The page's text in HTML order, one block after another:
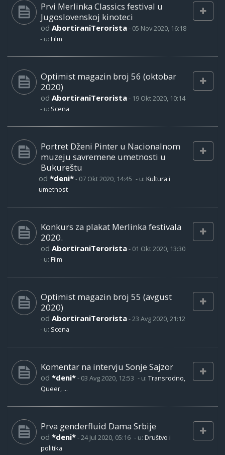
Prvi Merlinka Classics festival u
Jugoslovenskoj kinoteci
od AbortiraniTerorista- 05 Nov 2020, 16:18
- u: Film
Optimist magazin broj 56 (oktobar
2020)
od AbortiraniTerorista- 19 Okt 2020, 10:14
- u: Scena
Portret Dženi Pinter u Nacionalnom
muzeju savremene umetnosti u
Bukureštu
od *deni*- 07 Okt 2020, 14:45 - u: Kultura i
umetnost
Konkurs za plakat Merlinka festivala
2020.
od AbortiraniTerorista- 01 Okt 2020, 13:30
- u: Film
Optimist magazin broj 55 (avgust
2020)
od AbortiraniTerorista-23 Avg 2020, 21:12
- u: Scena
Komentar na intervju Sonje Sajzor
od *deni*- 03 Avg 2020, 12:53 - u: Transrodno,
Queer, ...
Prva genderfluid Dama Srbije
od *deni*-24 Jul 2020, 05:16 - u: Društvo i
politika